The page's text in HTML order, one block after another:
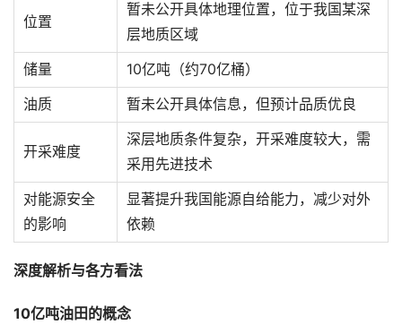
位置
暂未公开具体地理位置，位于我国某深
层地质区域
储量 10亿吨（约70亿桶）
油质 暂未公开具体信息，但预计品质优良
开采难度
深层地质条件复杂，开采难度较大，需
采用先进技术
对能源安全
的影响
显著提升我国能源自给能力，减少对外
依赖
深度解析与各方看法
10亿吨油田的概念